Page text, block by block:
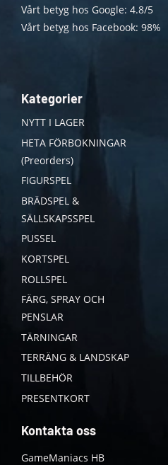
Vårt betyg hos Google: 4.8/5
Vårt betyg hos Facebook: 98%
Kategorier
NYTT I LAGER
HETA FÖRBOKNINGAR
(Preorders)
FIGURSPEL
BRÄDSPEL &
SÄLLSKAPSSPEL
PUSSEL
KORTSPEL
ROLLSPEL
FÄRG, SPRAY OCH
PENSLAR
TÄRNINGAR
TERRÄNG & LANDSKAP
TILLBEHÖR
PRESENTKORT
Kontakta oss
GameManiacs HB